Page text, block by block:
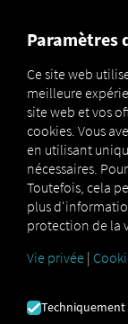
Marketplace
Paramètres
Ce site web
meilleure
site web et vos
cookies. Vous
en utilisant
nécessaires.
Toutefois, cela
plus
protection de la
Vie privée |
Techniquement